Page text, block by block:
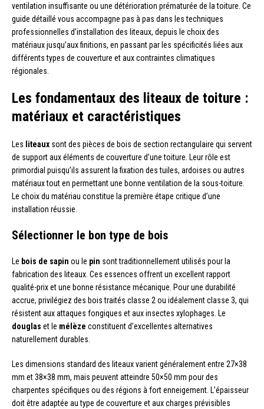
ventilation insuffisante ou une détérioration prématurée de la toiture. Ce
guide détaillé vous accompagne pas à pas dans les techniques
professionnelles d’installation des liteaux, depuis le choix des
matériaux jusqu’aux finitions, en passant par les spécificités liées aux
différents types de couverture et aux contraintes climatiques
régionales.
Les fondamentaux des liteaux de toiture :
matériaux et caractéristiques
Les liteaux sont des pièces de bois de section rectangulaire qui servent
de support aux éléments de couverture d’une toiture. Leur rôle est
primordial puisqu’ils assurent la fixation des tuiles, ardoises ou autres
matériaux tout en permettant une bonne ventilation de la sous-toiture.
Le choix du matériau constitue la première étape critique d’une
installation réussie.
Sélectionner le bon type de bois
Le bois de sapin ou le pin sont traditionnellement utilisés pour la
fabrication des liteaux. Ces essences offrent un excellent rapport
qualité-prix et une bonne résistance mécanique. Pour une durabilité
accrue, privilégiez des bois traités classe 2 ou idéalement classe 3, qui
résistent aux attaques fongiques et aux insectes xylophages. Le
douglas et le mélèze constituent d’excellentes alternatives
naturellement durables.
Les dimensions standard des liteaux varient généralement entre 27×38
mm et 38×38 mm, mais peuvent atteindre 50×50 mm pour des
charpentes spécifiques ou des régions à fort enneigement. L’épaisseur
doit être adaptée au type de couverture et aux charges prévisibles